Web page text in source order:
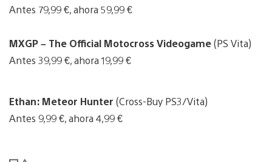
Antes 79,99 €, ahora 59,99 €
MXGP – The Official Motocross Videogame(PS Vita)
Antes 39,99 €, ahora 19,99 €
Ethan: Meteor Hunter (Cross-Buy PS3/Vita)
Antes 9,99 €, ahora 4,99 €